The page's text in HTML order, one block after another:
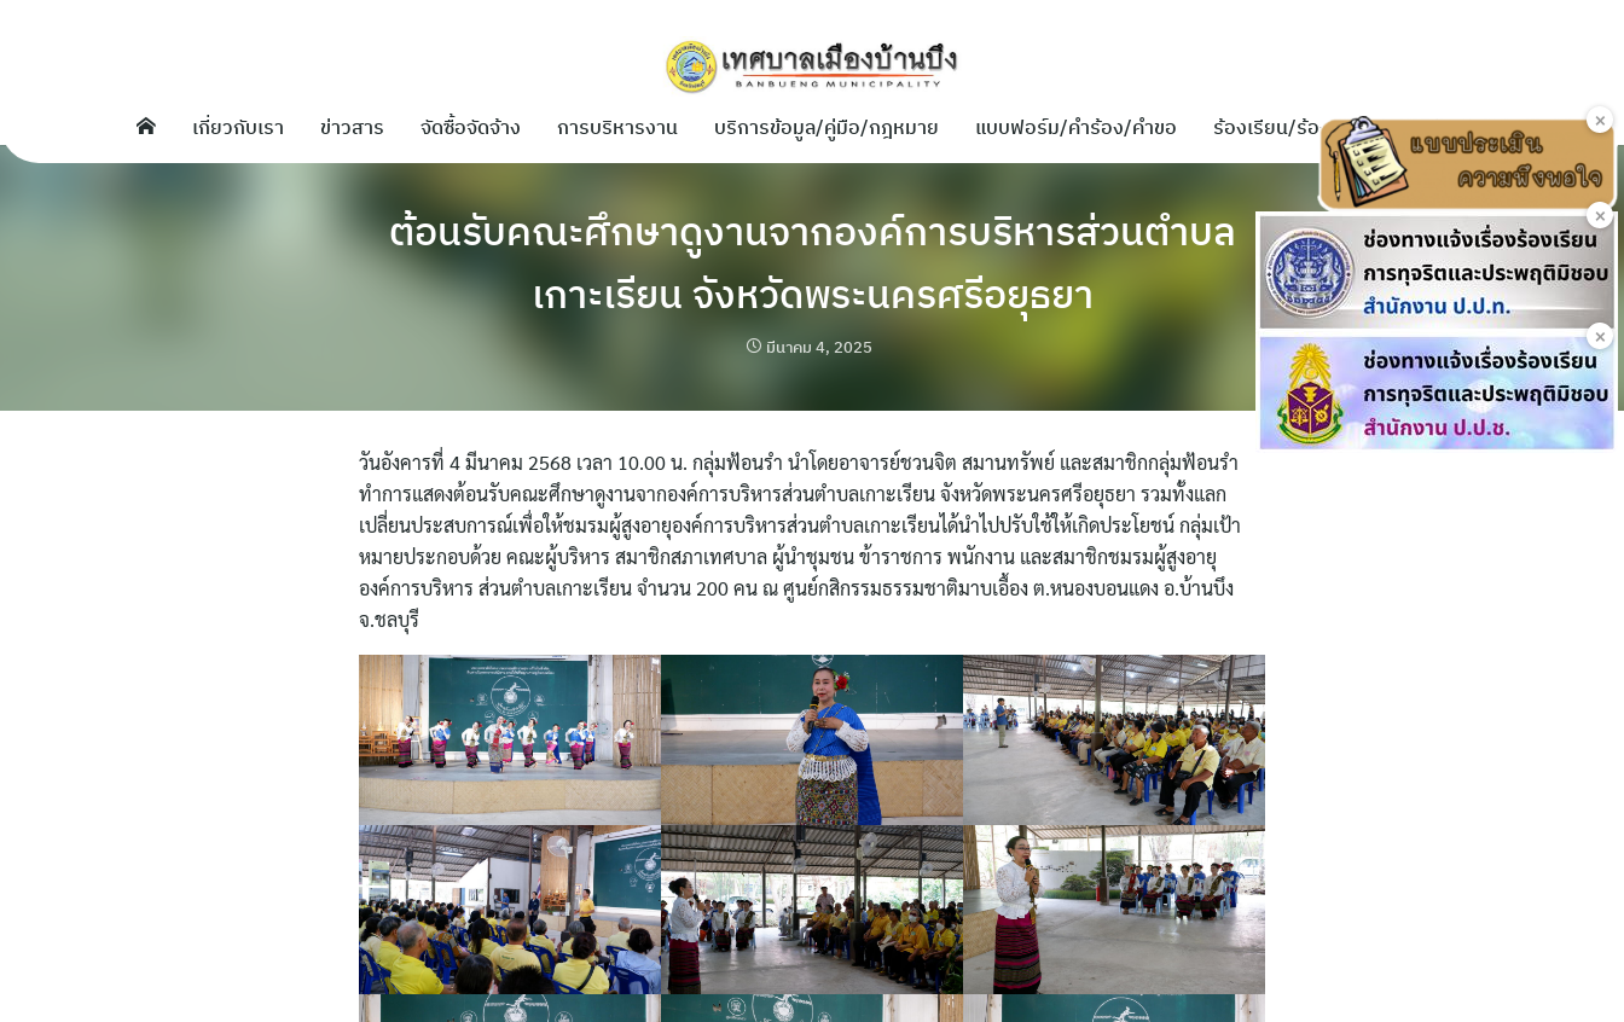
เกี่ยวกับเรา ข่าวสาร จัดซื้อจัดจ้าง การบริหารงาน บริการข้อมูล/คู่มือ/กฎหมาย แบบฟอร์ม/คำร้อง/คำขอ ร้องเรียน/ร้องทุกข์ ติดต่อเรา
ต้อนรับคณะศึกษาดูงานจากองค์การบริหารส่วนตำบล
เกาะเรียน จังหวัดพระนครศรีอยุธยา
มีนาคม 4, 2025
วันอังคารที่ 4 มีนาคม 2568 เวลา 10.00 น. กลุ่มฟ้อนรำ นำโดยอาจารย์ชวนจิต สมานทรัพย์ และสมาชิกกลุ่มฟ้อนรำ
ทำการแสดงต้อนรับคณะศึกษาดูงานจากองค์การบริหารส่วนตำบลเกาะเรียน จังหวัดพระนครศรีอยุธยา รวมทั้งแลก
เปลี่ยนประสบการณ์เพื่อให้ชมรมผู้สูงอายุองค์การบริหารส่วนตำบลเกาะเรียนได้นำไปปรับใช้ให้เกิดประโยชน์ กลุ่มเป้า
หมายประกอบด้วย คณะผู้บริหาร สมาชิกสภาเทศบาล ผู้นำชุมชน ข้าราชการ พนักงาน และสมาชิกชมรมผู้สูงอายุ
องค์การบริหาร ส่วนตำบลเกาะเรียน จำนวน 200 คน ณ ศูนย์กสิกรรมธรรมชาติมาบเอื้อง ต.หนองบอนแดง อ.บ้านบึง
จ.ชลบุรี
×
×
×